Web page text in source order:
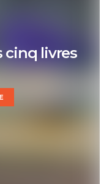
cinq livres